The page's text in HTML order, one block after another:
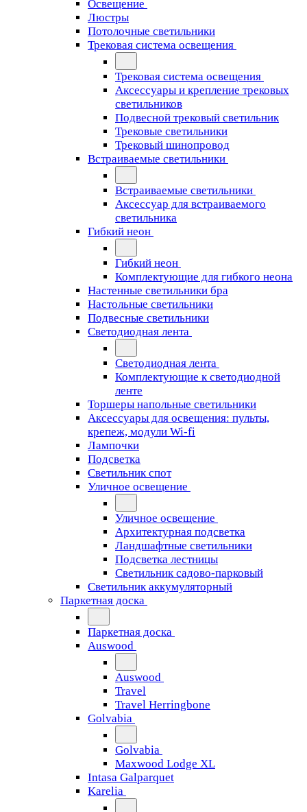
Освещение
Люстры
Потолочные светильники
Трековая система освещения
Трековая система освещения
Аксессуары и крепление трековых
светильников
Подвесной трековый светильник
Трековые светильники
Трековый шинопровод
Встраиваемые светильники
Встраиваемые светильники
Аксессуар для встраиваемого
светильника
Гибкий неон
Гибкий неон
Комплектующие для гибкого неона
Настенные светильники бра
Настольные светильники
Подвесные светильники
Светодиодная лента
Светодиодная лента
Комплектующие к светодиодной
ленте
Торшеры напольные светильники
Аксессуары для освещения: пульты,
крепеж, модули Wi-fi
Лампочки
Подсветка
Светильник спот
Уличное освещение
Уличное освещение
Архитектурная подсветка
Ландшафтные светильники
Подсветка лестницы
Светильник садово-парковый
Светильник аккумуляторный
Паркетная доска
Паркетная доска
Auswood
Auswood
Travel
Travel Herringbone
Golvabia
Golvabia
Maxwood Lodge XL
Intasa Galparquet
Karelia